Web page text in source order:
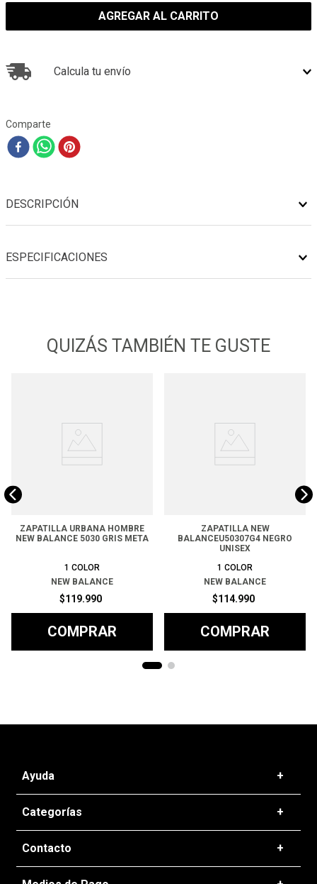
AGREGAR AL CARRITO
Calcula tu envío
Comparte
DESCRIPCIÓN
ESPECIFICACIONES
QUIZÁS TAMBIÉN TE GUSTE
ZAPATILLA URBANA HOMBRE
NEW BALANCE 5030 GRIS META
1 COLOR
NEW BALANCE
$119.990
COMPRAR
ZAPATILLA NEW
BALANCEU50307G4 NEGRO
UNISEX
1 COLOR
NEW BALANCE
$114.990
COMPRAR
Ayuda +
Preguntas frecuentes
T&C - Políticas de Envío
Politicas de Devolución
Categorías +
Zapatillas
Ropa
Contacto +
+56 22 637 5016